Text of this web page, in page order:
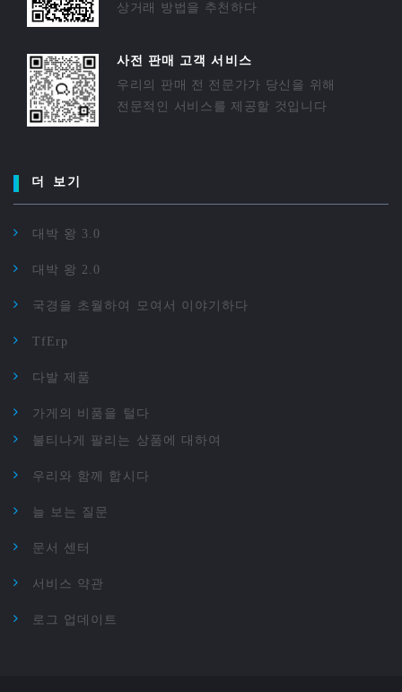
상거래 방법을 추천하다
사전 판매 고객 서비스
우리의 판매 전 전문가가 당신을 위해
전문적인 서비스를 제공할 것입니다
더 보기
대박 왕 3.0
대박 왕 2.0
국경을 초월하여 모여서 이야기하다
TfErp
다발 제품
가게의 비품을 털다
불티나게 팔리는 상품에 대하여
우리와 함께 합시다
늘 보는 질문
문서 센터
서비스 약관
로그 업데이트